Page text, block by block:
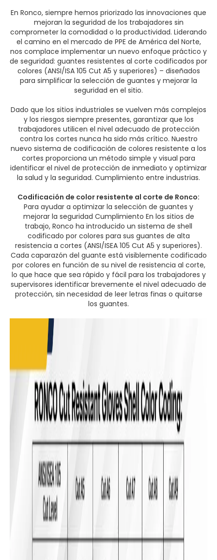
En Ronco, siempre hemos priorizado las innovaciones que
mejoran la seguridad de los trabajadores sin
comprometer la comodidad o la productividad. Liderando
el camino en el mercado de PPE de América del Norte,
nos complace implementar un nuevo enfoque práctico y
de seguridad: guantes resistentes al corte codificados por
colores (ANSI/ISA 105 Cut A5 y superiores) – diseñados
para simplificar la selección de guantes y mejorar la
seguridad en el sitio.
Dado que los sitios industriales se vuelven más complejos
y los riesgos siempre presentes, garantizar que los
trabajadores utilicen el nivel adecuado de protección
contra los cortes nunca ha sido más crítico. Nuestro
nuevo sistema de codificación de colores resistente a los
cortes proporciona un método simple y visual para
identificar el nivel de protección de inmediato y optimizar
la salud y la seguridad. Cumplimiento entre industrias.
Codificación de color resistente al corte de Ronco:
Para ayudar a optimizar la selección de guantes y
mejorar la seguridad Cumplimiento En los sitios de
trabajo, Ronco ha introducido un sistema de shell
codificado por colores para sus guantes de alta
resistencia a cortes (ANSI/ISEA 105 Cut A5 y superiores).
Cada caparazón del guante está visiblemente codificado
por colores en función de su nivel de resistencia al corte,
lo que hace que sea rápido y fácil para los trabajadores y
supervisores identificar brevemente el nivel adecuado de
protección, sin necesidad de leer letras finas o quitarse
los guantes.